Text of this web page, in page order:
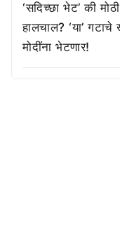
‘सदिच्छा भेट’ की
हालचाल? ‘या’ गटाचे
मोदींना भेटणार!